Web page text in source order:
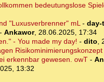
bedeutungslose
"Luxusverbrenner" mL- day-
Ankawor, 28.06.2025, 17:34
- You made my day! - dito,
erkennbar gewesen. owT-
13:32